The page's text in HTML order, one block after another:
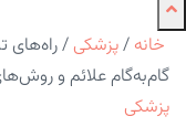
خانه /پزشکی /
گام‌به‌گام علائم و
پزشکی